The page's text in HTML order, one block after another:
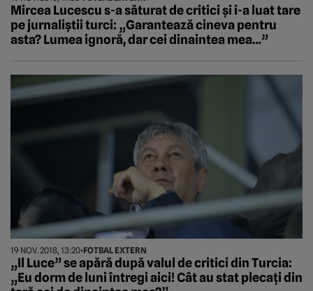
Mircea Lucescu s-a săturat de critici și i-a luat tare
pe jurnaliștii turci: „Garantează cineva pentru
asta? Lumea ignoră, dar cei dinaintea mea…”
19 NOV. 2018, 13:20•FOTBAL EXTERN
„Il Luce” se apără după valul de critici din Turcia:
„Eu dorm de luni întregi aici! Cât au stat plecați din